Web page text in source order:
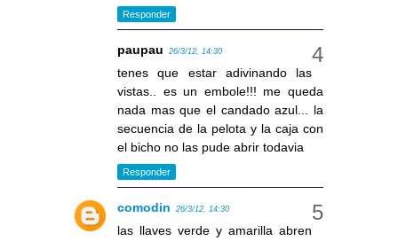
Responder
paupau 26/3/12, 14:30
tenes que estar adivinando las
vistas.. es un embole!!! me queda
nada mas que el candado azul... la
secuencia de la pelota y la caja con
el bicho no las pude abrir todavia
Responder
comodin 26/3/12, 14:30
las llaves verde y amarilla abren